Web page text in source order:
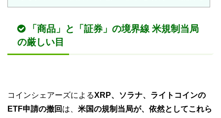
「商品」と「証券」の境界線 米規制当局
の厳しい目
コインシェアーズによるXRP、ソラナ、ライトコインの
ETF申請の撤回 は、 米国の規制当局が、依然としてこれら